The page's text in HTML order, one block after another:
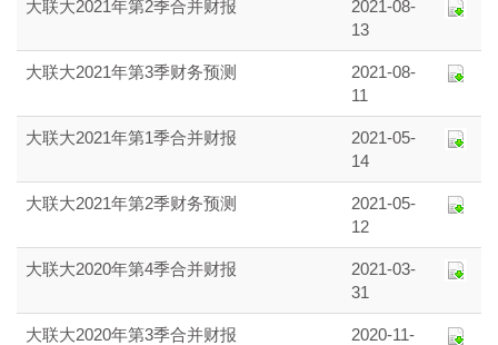
大联大2021年第2季合并财报
2021-08-
13
大联大2021年第3季财务预测
2021-08-
11
大联大2021年第1季合并财报
2021-05-
14
大联大2021年第2季财务预测
2021-05-
12
大联大2020年第4季合并财报
2021-03-
31
大联大2020年第3季合并财报
2020-11-